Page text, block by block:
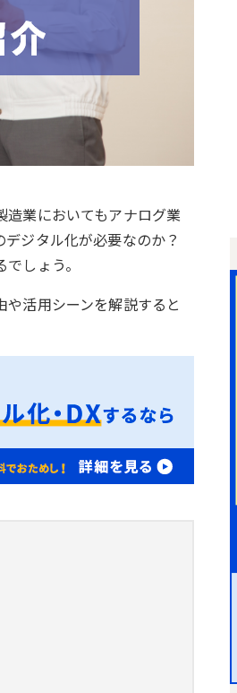
造業においてもアナログ業
ジタル化が必要なのか？
しょう。
活用シーンを解説すると